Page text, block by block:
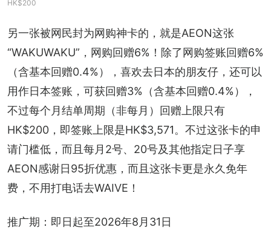
HK$200
另一张被网民封为网购神卡的，就是AEON这张
“WAKUWAKU”，网购回赠6%！除了网购签账回赠6%
（含基本回赠0.4%），喜欢去日本的朋友仔，还可以
用作日本签账，可获回赠3%（含基本回赠0.4%），
不过每个月结单周期（非每月）回赠上限只有
HK$200，即签账上限是HK$3,571。不过这张卡的申
请门槛低，而且每月2号、20号及其他指定日子享
AEON感谢日95折优惠，而且这张卡更是永久免年
费，不用打电话去WAIVE！
推广期：即日起至2026年8月31日